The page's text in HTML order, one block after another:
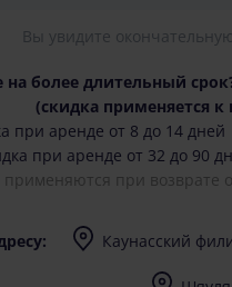
Вы увидите
более длительный
(cкидка применяется к
при аренде от 8 до 14 дней
при аренде от 32 до 90
применяются при возврате
Каунасский